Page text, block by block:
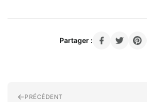
Partager :
PRÉCÉDENT